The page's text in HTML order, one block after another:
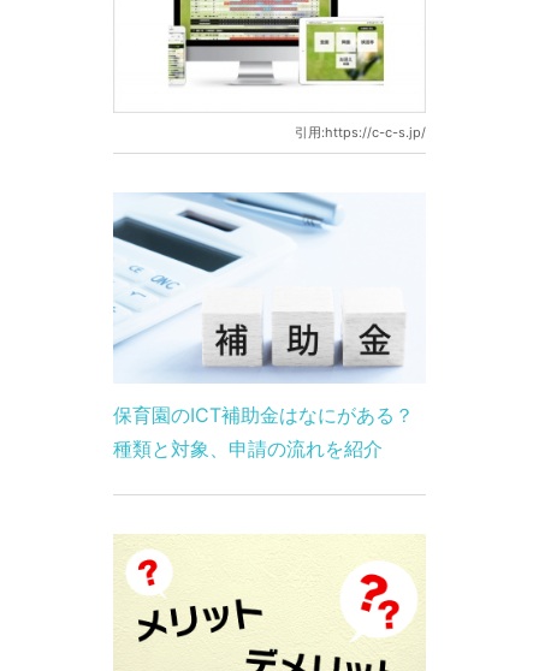
引用:https://c-c-s.jp/
保育園のICT補助金はなにがある？
種類と対象、申請の流れを紹介